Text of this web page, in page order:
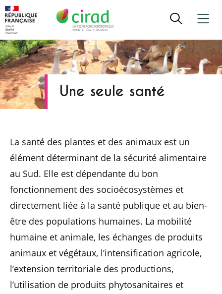
Une seule santé
La santé des plantes et des animaux est un
élément déterminant de la sécurité alimentaire
au Sud. Elle est dépendante du bon
fonctionnement des socioécosystèmes et
directement liée à la santé publique et au bien-
être des populations humaines. La mobilité
humaine et animale, les échanges de produits
animaux et végétaux, l’intensification agricole,
l’extension territoriale des productions,
l’utilisation de produits phytosanitaires et